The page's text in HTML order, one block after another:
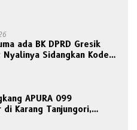
ada BK DPRD Gresik
Sidangkan Kode
APURA 099
di Karang Tanjungori,